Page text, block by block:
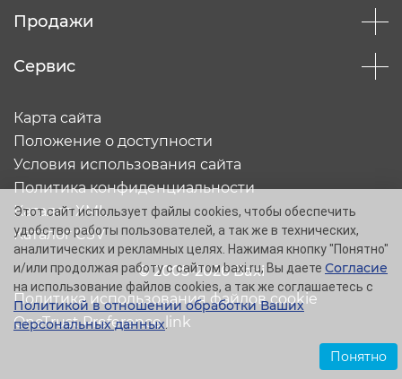
Продажи
Сервис
© 2005-2026 Baxi
Карта сайта
Положение о доступности
Условия использования сайта
Политика конфиденциальности
Каталог XML
Каталог CSV
Политика использования файлов cookie
OneTrust Preference link
Этот сайт использует файлы cookies, чтобы обеспечить
удобство работы пользователей, а так же в технических,
аналитических и рекламных целях. Нажимая кнопку "Понятно"
и/или продолжая работу с сайтом baxi.ru, Вы даете Согласие
на использование файлов cookies, а так же соглашаетесь с
Политикой в отношении обработки Ваших
персональных данных.
Понятно